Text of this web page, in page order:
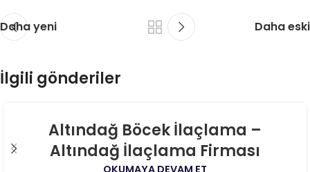
Daha yeni Daha eski
İlgili gönderiler
Altındağ Böcek İlaçlama –
Altındağ İlaçlama Firması
OKUMAYA DEVAM ET